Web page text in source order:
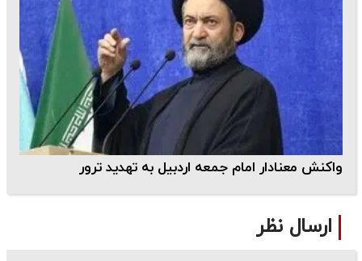
واکنش معنادار امام جمعه اردبیل به تهدید ترور
ارسال نظر